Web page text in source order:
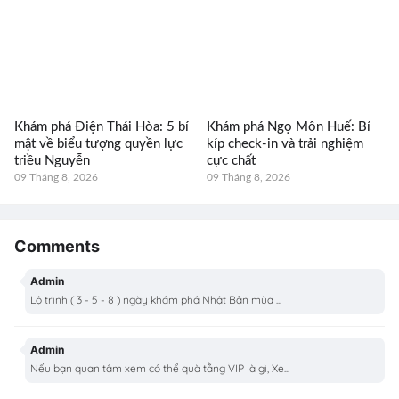
Khám phá Điện Thái Hòa: 5 bí
mật về biểu tượng quyền lực
triều Nguyễn
09 Tháng 8, 2026
Khám phá Ngọ Môn Huế: Bí
kíp check-in và trải nghiệm
cực chất
09 Tháng 8, 2026
Comments
Admin
Lộ trình ( 3 - 5 - 8 ) ngày khám phá Nhật Bản mùa ...
Admin
Nếu bạn quan tâm xem có thể quà tằng VIP là gì, Xe...